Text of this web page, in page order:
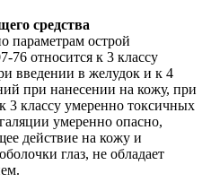
средства
параметрам острой
относится к 3 классу
введении в желудок и к 4
при нанесении на кожу, при
3 классу умеренно токсичных
умеренно опасно,
действие на кожу и
глаз, не обладает